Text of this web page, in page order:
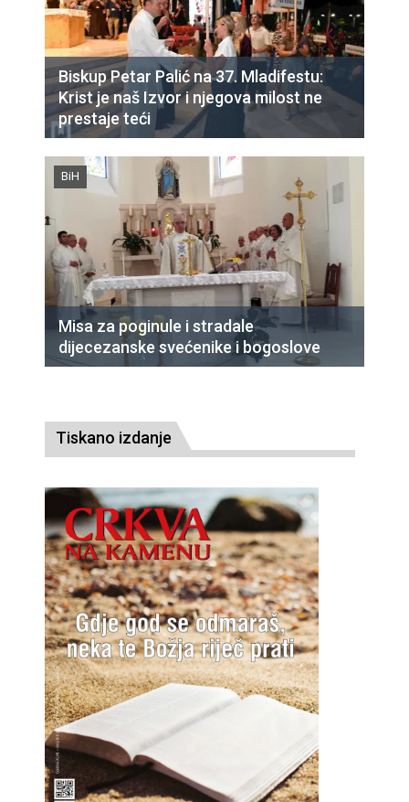
Biskup Petar Palić na 37. Mladifestu:
Krist je naš Izvor i njegova milost ne
prestaje teći
BiH
Misa za poginule i stradale
dijecezanske svećenike i bogoslove
Tiskano izdanje